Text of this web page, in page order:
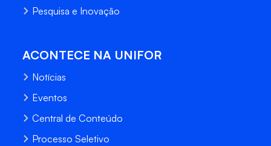
Pesquisa e Inovação
ACONTECE NA UNIFOR
Notícias
Eventos
Central de Conteúdo
Processo Seletivo